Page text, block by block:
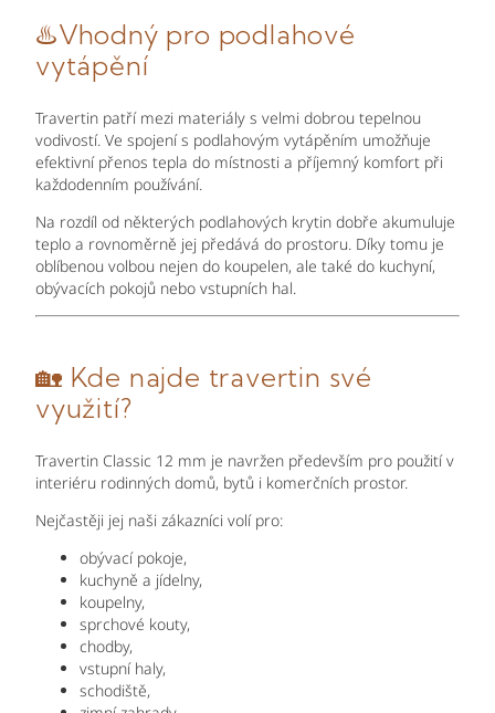
♨️Vhodný pro podlahové
vytápění
Travertin patří mezi materiály s velmi dobrou tepelnou
vodivostí. Ve spojení s podlahovým vytápěním umožňuje
efektivní přenos tepla do místnosti a příjemný komfort při
každodenním používání.
Na rozdíl od některých podlahových krytin dobře akumuluje
teplo a rovnoměrně jej předává do prostoru. Díky tomu je
oblíbenou volbou nejen do koupelen, ale také do kuchyní,
obývacích pokojů nebo vstupních hal.
🏡 Kde najde travertin své
využití?
Travertin Classic 12 mm je navržen především pro použití v
interiéru rodinných domů, bytů i komerčních prostor.
Nejčastěji jej naši zákazníci volí pro:
obývací pokoje,
kuchyně a jídelny,
koupelny,
sprchové kouty,
chodby,
vstupní haly,
schodiště,